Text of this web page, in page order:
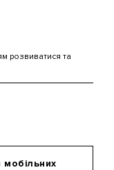
розвиватися та